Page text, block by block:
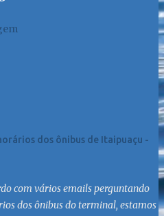
dos ônibus de Itaipuaçu -
com vários emails perguntando
dos ônibus do terminal, estamos